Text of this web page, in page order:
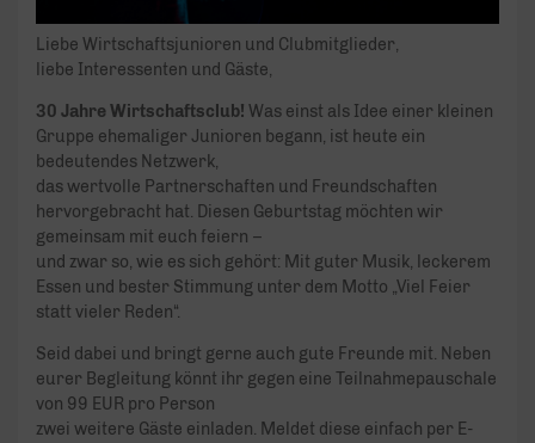
Liebe Wirtschaftsjunioren und Clubmitglieder,
liebe Interessenten und Gäste,
30 Jahre Wirtschaftsclub! Was einst als Idee einer kleinen
Gruppe ehemaliger Junioren begann, ist heute ein
bedeutendes Netzwerk,
das wertvolle Partnerschaften und Freundschaften
hervorgebracht hat. Diesen Geburtstag möchten wir
gemeinsam mit euch feiern –
und zwar so, wie es sich gehört: Mit guter Musik, leckerem
Essen und bester Stimmung unter dem Motto „Viel Feier
statt vieler Reden“.
Seid dabei und bringt gerne auch gute Freunde mit. Neben
eurer Begleitung könnt ihr gegen eine Teilnahmepauschale
von 99 EUR pro Person
zwei weitere Gäste einladen. Meldet diese einfach per E-